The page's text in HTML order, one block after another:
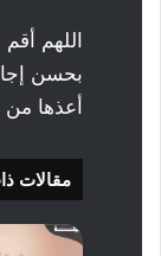
اللهم
بحسن
أعذها من
مقالات